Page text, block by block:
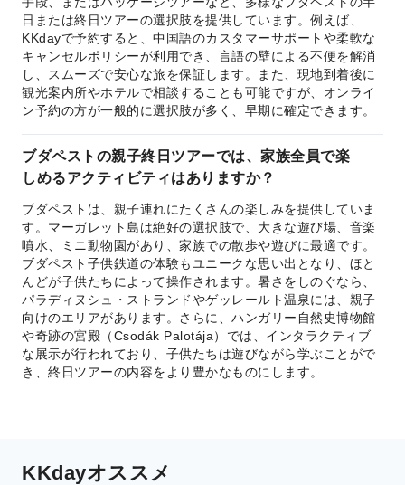
日または終日ツアーの選択肢を提供しています。例えば、
KKdayで予約すると、中国語のカスタマーサポートや柔軟な
キャンセルポリシーが利用でき、言語の壁による不便を解消
し、スムーズで安心な旅を保証します。また、現地到着後に
観光案内所やホテルで相談することも可能ですが、オンライ
ン予約の方が一般的に選択肢が多く、早期に確定できます。
ブダペストの親子終日ツアーでは、家族全員で楽
しめるアクティビティはありますか？
ブダペストは、親子連れにたくさんの楽しみを提供していま
す。マーガレット島は絶好の選択肢で、大きな遊び場、音楽
噴水、ミニ動物園があり、家族での散歩や遊びに最適です。
ブダペスト子供鉄道の体験もユニークな思い出となり、ほと
んどが子供たちによって操作されます。暑さをしのぐなら、
パラディヌシュ・ストランドやゲッレールト温泉には、親子
向けのエリアがあります。さらに、ハンガリー自然史博物館
や奇跡の宮殿（Csodák Palotája）では、インタラクティブ
な展示が行われており、子供たちは遊びながら学ぶことがで
き、終日ツアーの内容をより豊かなものにします。
KKdayオススメ